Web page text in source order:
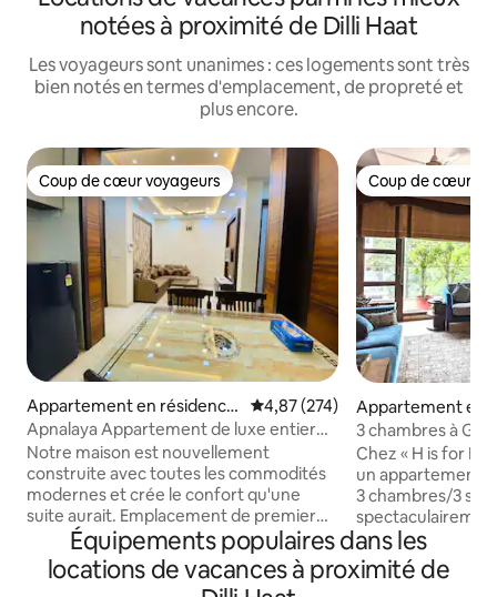
notées à proximité de Dilli Haat
Les voyageurs sont unanimes : ces logements sont très
bien notés en termes d'emplacement, de propreté et
plus encore.
Coup de cœur voyageurs
Coup de cœur voyageurs
Appartement en résidence
⋅ New Delhi
Évaluation moyenne sur la
4,87 (274)
Apnalaya Appartement de luxe entier
dans le sud de Delhi
Notre maison est nouvellement
construite avec toutes les commodités
modernes et crée le confort qu'une
suite aurait. Emplacement de premier
ordre dans le sud de Delhi. Parfait pour le
travail à domicile, les vacances, la
passerelle, le transport en commun et
Coup de cœur
Coup de cœur
Appartement en
New Delhi
3 chambres à
idéal en famille,
Chez « H is for
un appartement
3 chambres/3
décoration
équipements de
cœur de Delhi. Il
Équipements populaires dans les
locations de vacances à proximité de